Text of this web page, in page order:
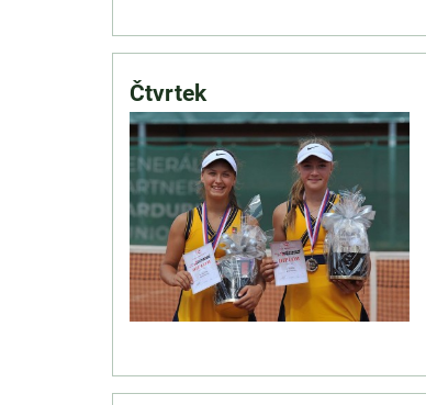
Čtvrtek